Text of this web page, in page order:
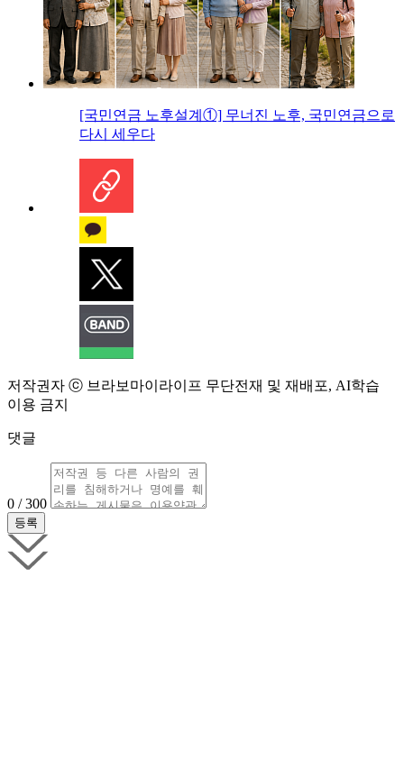
[국민연금 노후설계①] 무너진 노후, 국민연금으로
다시 세우다
저작권자 ⓒ 브라보마이라이프 무단전재 및 재배포, AI학습
이용 금지
댓글
0 / 300